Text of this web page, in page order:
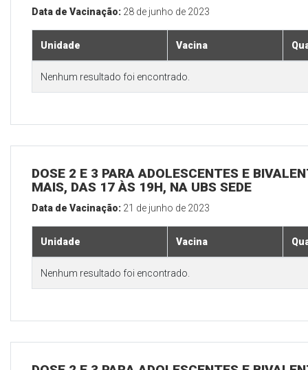
Data de Vacinação: 28 de junho de 2023
Unidade Vacina
Nenhum resultado foi encontrado.
DOSE 2 E 3 PARA ADOLESCENTES E
MAIS, DAS 17 ÀS 19H, NA UBS SEDE
Data de Vacinação: 21 de junho de 2023
Unidade Vacina
Nenhum resultado foi encontrado.